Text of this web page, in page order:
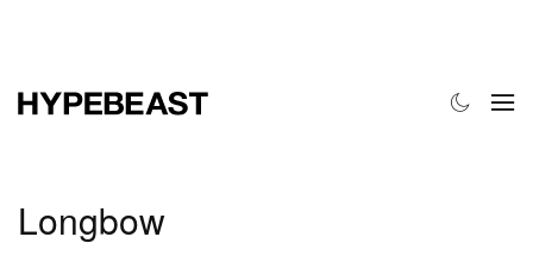
时尚 球鞋 艺术 设计
Longbow